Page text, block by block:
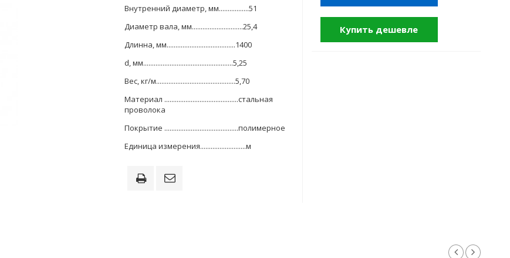
Внутренний диаметр,мм.................51
Диаметр вала,мм.............................25,4
Длинна, мм.......................................1400
d, мм...................................................5,25
Вес, кг/м.............................................5,70
Материал ..........................................стальная
проволока
Покрытие ..........................................полимерное
Единица измерения..........................м
Купить дешевле